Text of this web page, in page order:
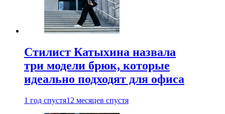
Стилист Катыхина назвала
три модели брюк, которые
идеально подходят для офиса
1 год спустя12 месяцев спустя